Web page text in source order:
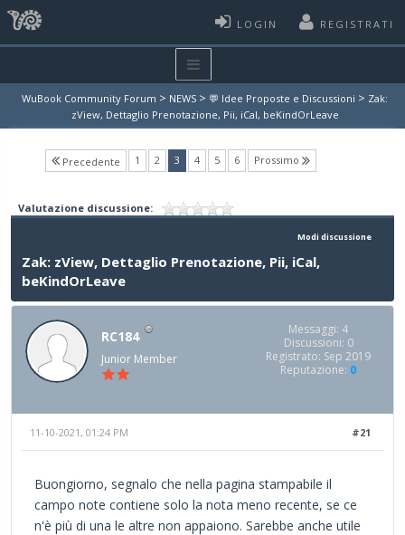
LOGIN REGISTRATI
WuBook Community Forum > NEWS > 💬 Idee Proposte e Discussioni > Zak:
zView, Dettaglio Prenotazione, Pii, iCal, beKindOrLeave
Precedente 1 2 3(current)
4 5 6 Prossimo
Valutazione discussione:
Modi discussione
Zak: zView, Dettaglio Prenotazione, Pii, iCal,
beKindOrLeave
RC184
Junior Member
Messaggi: 4
Discussioni: 0
Registrato: Sep 2019
Reputazione: 0
#21
11-10-2021, 01:24 PM
Buongiorno, segnalo che nella pagina stampabile il
campo note contiene solo la nota meno recente, se ce
n'è più di una le altre non appaiono. Sarebbe anche utile